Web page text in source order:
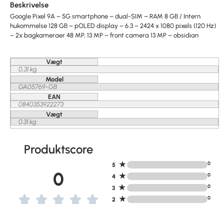
Beskrivelse
Google Pixel 9A – 5G smartphone – dual-SIM – RAM 8 GB / Intern
hukommelse 128 GB – pOLED display – 6.3 – 2424 x 1080 pixels (120 Hz)
– 2x bagkameraer 48 MP, 13 MP – front camera 13 MP – obsidian
Vægt
0,31 kg
Model
GA05769-GB
EAN
0840353922273
Vægt
0.31 kg
Produktscore
0
5 ★ 0
4 ★ 0
3 ★ 0
2 ★ 0